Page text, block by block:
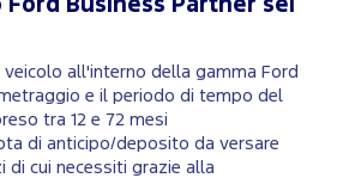
Ford Business Partner sei
veicolo all'interno della gamma Ford
e il periodo di tempo del
tra 12 e 72 mesi
di anticipo/deposito da versare
di cui necessiti grazie alla